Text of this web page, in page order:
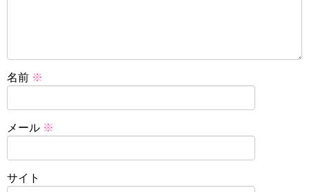
名前 ※
メール ※
サイト